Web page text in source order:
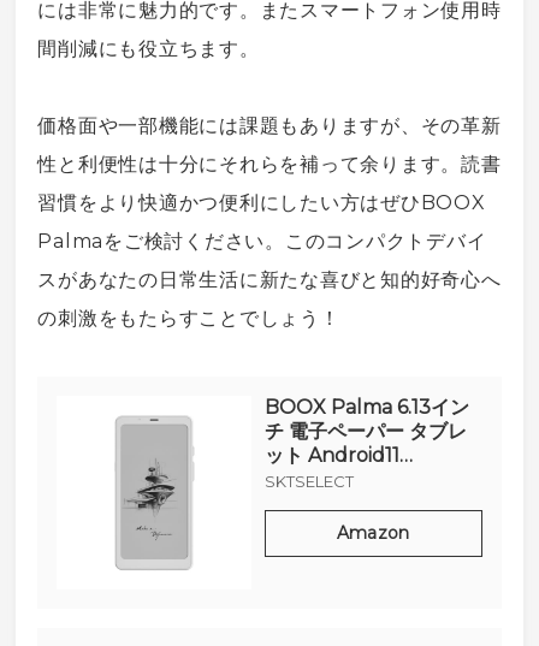
には非常に魅力的です。また スマートフォン使用時
間削減にも役立ちます。
価格面や一部機能には課題もありますが、その革新
性と利便性は十分にそれらを補って余ります。読書
習慣をより快適かつ便利にしたい方はぜひBOOX
Palmaをご検討ください。このコンパクトデバイ
ス があなたの日常生活に新たな喜びと知的好奇心へ
の刺激をもたらすことでしょう！
BOOX Palma 6.13イン
チ 電子ペーパー タブレ
ット Android11
GooglePlay搭載 (ホワ
SKTSELECT
Amazon